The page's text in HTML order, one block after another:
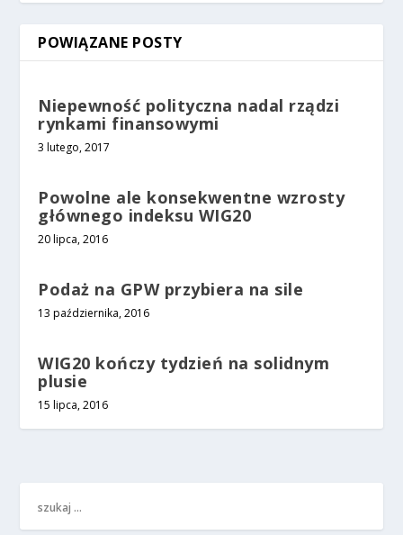
POWIĄZANE POSTY
Niepewność polityczna nadal rządzi
rynkami finansowymi
3 lutego, 2017
Powolne ale konsekwentne wzrosty
głównego indeksu WIG20
20 lipca, 2016
Podaż na GPW przybiera na sile
13 października, 2016
WIG20 kończy tydzień na solidnym
plusie
15 lipca, 2016